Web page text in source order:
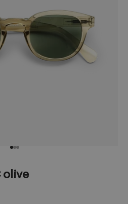
Gå til element 1
Gå til element 2
Gå til element 3
olive